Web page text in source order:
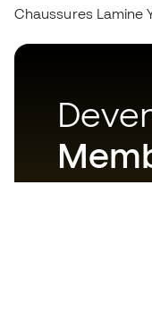
Chaussures Lamine